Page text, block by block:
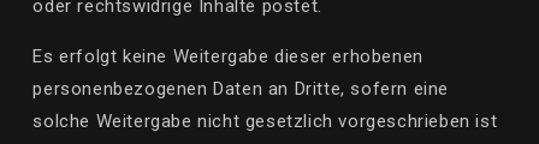
oder rechtswidrige Inhalte postet.
Es erfolgt keine Weitergabe dieser erhobenen
personenbezogenen Daten an Dritte, sofern eine
solche Weitergabe nicht gesetzlich vorgeschrieben ist